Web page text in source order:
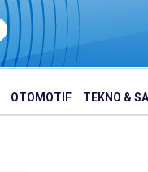
OTOMOTIF TEKNO &